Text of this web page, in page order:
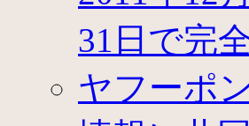
31日で完
ヤフーポ